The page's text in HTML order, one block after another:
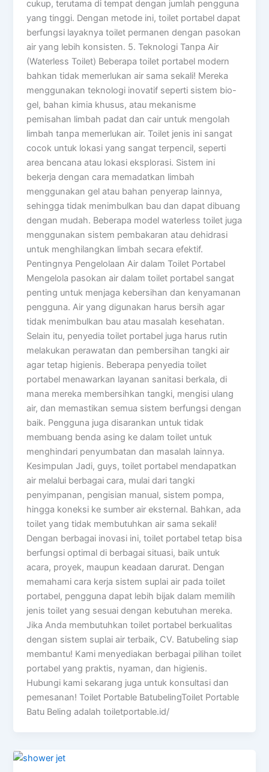
cukup, terutama di tempat dengan jumlah pengguna
yang tinggi. Dengan metode ini, toilet portabel dapat
berfungsi layaknya toilet permanen dengan pasokan
air yang lebih konsisten. 5. Teknologi Tanpa Air
(Waterless Toilet) Beberapa toilet portabel modern
bahkan tidak memerlukan air sama sekali! Mereka
menggunakan teknologi inovatif seperti sistem bio-
gel, bahan kimia khusus, atau mekanisme
pemisahan limbah padat dan cair untuk mengolah
limbah tanpa memerlukan air. Toilet jenis ini sangat
cocok untuk lokasi yang sangat terpencil, seperti
area bencana atau lokasi eksplorasi. Sistem ini
bekerja dengan cara memadatkan limbah
menggunakan gel atau bahan penyerap lainnya,
sehingga tidak menimbulkan bau dan dapat dibuang
dengan mudah. Beberapa model waterless toilet juga
menggunakan sistem pembakaran atau dehidrasi
untuk menghilangkan limbah secara efektif.
Pentingnya Pengelolaan Air dalam Toilet Portabel
Mengelola pasokan air dalam toilet portabel sangat
penting untuk menjaga kebersihan dan kenyamanan
pengguna. Air yang digunakan harus bersih agar
tidak menimbulkan bau atau masalah kesehatan.
Selain itu, penyedia toilet portabel juga harus rutin
melakukan perawatan dan pembersihan tangki air
agar tetap higienis. Beberapa penyedia toilet
portabel menawarkan layanan sanitasi berkala, di
mana mereka membersihkan tangki, mengisi ulang
air, dan memastikan semua sistem berfungsi dengan
baik. Pengguna juga disarankan untuk tidak
membuang benda asing ke dalam toilet untuk
menghindari penyumbatan dan masalah lainnya.
Kesimpulan Jadi, guys, toilet portabel mendapatkan
air melalui berbagai cara, mulai dari tangki
penyimpanan, pengisian manual, sistem pompa,
hingga koneksi ke sumber air eksternal. Bahkan, ada
toilet yang tidak membutuhkan air sama sekali!
Dengan berbagai inovasi ini, toilet portabel tetap bisa
berfungsi optimal di berbagai situasi, baik untuk
acara, proyek, maupun keadaan darurat. Dengan
memahami cara kerja sistem suplai air pada toilet
portabel, pengguna dapat lebih bijak dalam memilih
jenis toilet yang sesuai dengan kebutuhan mereka.
Jika Anda membutuhkan toilet portabel berkualitas
dengan sistem suplai air terbaik, CV. Batubeling siap
membantu! Kami menyediakan berbagai pilihan toilet
portabel yang praktis, nyaman, dan higienis.
Hubungi kami sekarang juga untuk konsultasi dan
pemesanan! Toilet Portable BatubelingToilet Portable
Batu Beling adalah toiletportable.id/